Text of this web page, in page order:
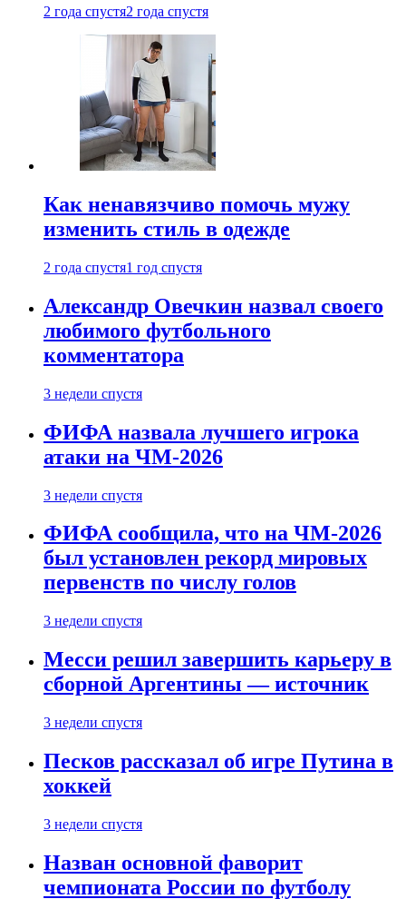
2 года спустя2 года спустя
Как ненавязчиво помочь мужу
изменить стиль в одежде
2 года спустя1 год спустя
Александр Овечкин назвал своего
любимого футбольного
комментатора
3 недели спустя
ФИФА назвала лучшего игрока
атаки на ЧМ-2026
3 недели спустя
ФИФА сообщила, что на ЧМ-2026
был установлен рекорд мировых
первенств по числу голов
3 недели спустя
Месси решил завершить карьеру в
сборной Аргентины — источник
3 недели спустя
Песков рассказал об игре Путина в
хоккей
3 недели спустя
Назван основной фаворит
чемпионата России по футболу